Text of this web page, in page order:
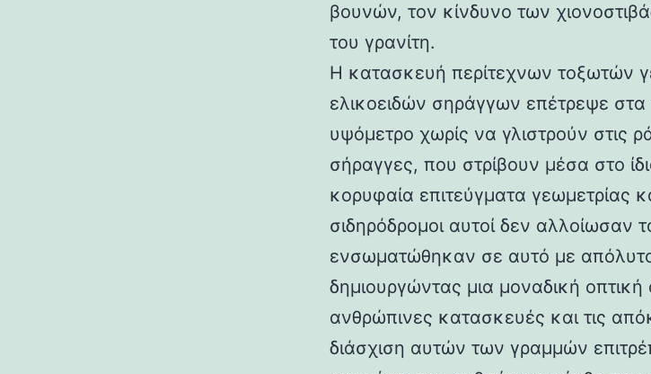
βουνών, τον κίνδυνο των
του γρανίτη.
Η κατασκευή περίτεχνων τοξωτών
ελικοειδών σηράγγων επέτρεψε στα
υψόμετρο χωρίς να γλιστρούν στις
σήραγγες, που στρίβουν μέσα στο
κορυφαία επιτεύγματα γεωμετρίας
σιδηρόδρομοι αυτοί δεν αλλοίωσαν
ενσωματώθηκαν σε αυτό με
δημιουργώντας μια μοναδική
ανθρώπινες κατασκευές και τις
διάσχιση αυτών των γραμμών